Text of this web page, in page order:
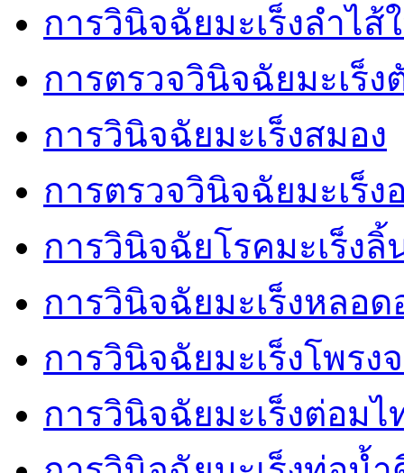
การวินิจฉัยมะเร็งลำไส้
การตรวจวินิจฉัยมะเร็ง
การวินิจฉัยมะเร็งสมอง
การตรวจวินิจฉัยมะเร็ง
การวินิจฉัยโรคมะเร็งลิ้
การวินิจฉัยมะเร็งหลอด
การวินิจฉัยมะเร็งโพรง
การวินิจฉัยมะเร็งต่อมไ